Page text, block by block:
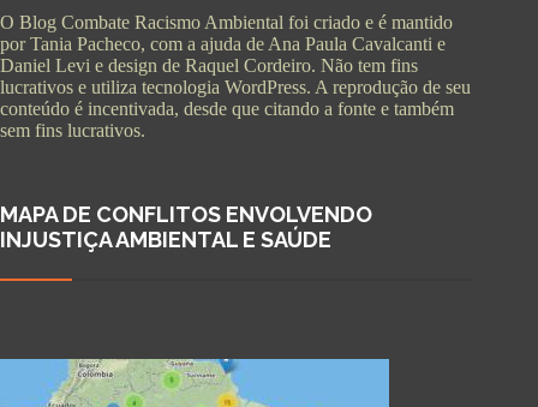
O Blog Combate Racismo Ambiental foi criado e é mantido
por Tania Pacheco, com a ajuda de Ana Paula Cavalcanti e
Daniel Levi e design de Raquel Cordeiro. Não tem fins
lucrativos e utiliza tecnologia WordPress. A reprodução de seu
conteúdo é incentivada, desde que citando a fonte e também
sem fins lucrativos.
MAPA DE CONFLITOS ENVOLVENDO
INJUSTIÇA AMBIENTAL E SAÚDE